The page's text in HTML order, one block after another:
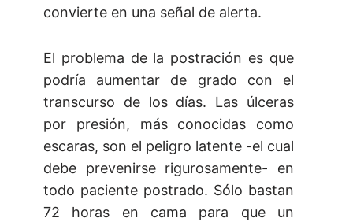
convierte en una señal de alerta.
El problema de la postración es que
podría aumentar de grado con el
transcurso de los días. Las úlceras
por presión, más conocidas como
escaras, son el peligro latente -el cual
debe prevenirse rigurosamente- en
todo paciente postrado. Sólo bastan
72 horas en cama para que un